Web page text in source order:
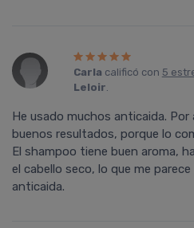
Carla calificó con 5
Leloir.
He usado muchos anticaida.
buenos resultados, porque lo
El shampoo tiene buen aroma,
el cabello seco, lo que me
anticaida.